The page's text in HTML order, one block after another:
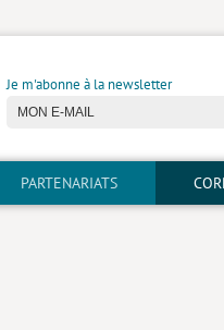
Je m'abonne à la newsletter
PARTENARIATS